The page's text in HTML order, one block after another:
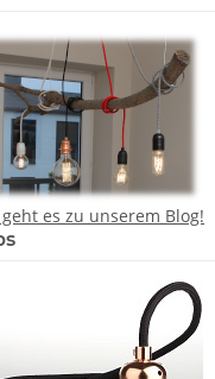
es zu unserem Blog!